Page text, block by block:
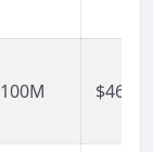
100M $46/月